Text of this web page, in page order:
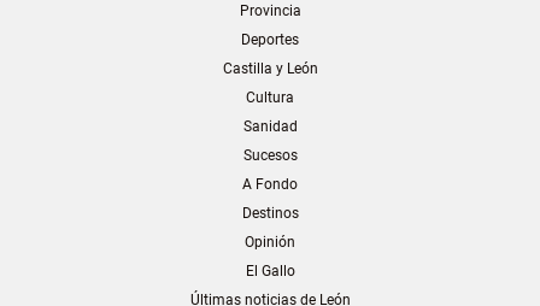
Provincia
Deportes
Castilla y León
Cultura
Sanidad
Sucesos
A Fondo
Destinos
Opinión
El Gallo
Últimas noticias de León